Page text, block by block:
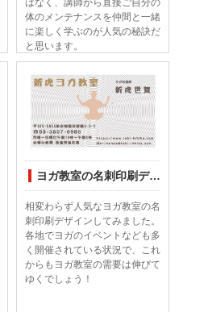
体のメンテナンスを仲間と一緒
に楽しく学ぶのが人気の秘訣だ
と思います。
ヨガ教室の名刺印刷デザイン
相変わらず人気なヨガ教室の名
刺印刷デザインしてみました。
各地でヨガのイベントなども多
く開催されている状況で、これ
からもヨガ教室の需要は伸びて
ゆくでしょう！